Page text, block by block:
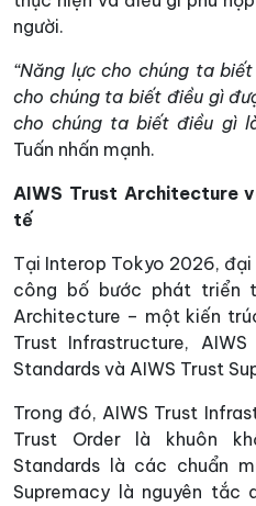
người.
“Năng lực cho chúng ta
cho chúng ta biết điều gì
cho chúng ta biết điều gì
Tuấn nhấn mạnh.
AIWS Trust Architecture
tế
Tại Interop Tokyo 2026,
công bố bước phát triển
Architecture – một kiến
Trust Infrastructure,
Standards và AIWS Trust
Trong đó, AIWS Trust
Trust Order là khuôn
Standards là các chuẩn
Supremacy là nguyên tắc